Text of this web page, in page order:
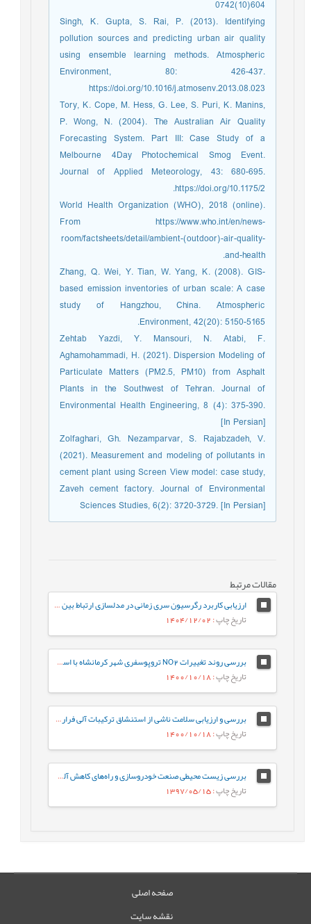
0742(10)604
Singh, K. Gupta, S. Rai, P. (2013). Identifying
pollution sources and predicting urban air quality
using ensemble learning methods. Atmospheric
Environment, 80: 426-437.
https://doi.org/10.1016/j.atmosenv.2013.08.023
Tory, K. Cope, M. Hess, G. Lee, S. Puri, K. Manins,
P. Wong, N. (2004). The Australian Air Quality
Forecasting System. Part III: Case Study of a
Melbourne 4Day Photochemical Smog Event.
Journal of Applied Meteorology, 43: 680-695.
https://doi.org/10.1175/2.
World Health Organization (WHO), 2018 (online).
From https://www.who.int/en/news-
room/factsheets/detail/ambient-(outdoor)-air-quality-
and-health.
Zhang, Q. Wei, Y. Tian, W. Yang, K. (2008). GIS-
based emission inventories of urban scale: A case
study of Hangzhou, China. Atmospheric
Environment, 42(20): 5150-5165.
Zehtab Yazdi, Y. Mansouri, N. Atabi, F.
Aghamohammadi, H. (2021). Dispersion Modeling of
Particulate Matters (PM2.5, PM10) from Asphalt
Plants in the Southwest of Tehran. Journal of
Environmental Health Engineering, 8 (4): 375-390.
[In Persian]
Zolfaghari, Gh. Nezamparvar, S. Rajabzadeh, V.
(2021). Measurement and modeling of pollutants in
cement plant using Screen View model: case study,
Zaveh cement factory. Journal of Environmental
Sciences Studies, 6(2): 3720-3729. [In Persian]
مقالات مرتبط
ارزیابی کاربرد رگرسیون سری زمانی در مدلسازی ارتباط بین ترافیک و آلاینده‌های هوای مشهد
تاریخ چاپ: 1404/12/02
بررسی روند تغییرات NO2 تروپوسفری شهر کرمانشاه با استفاده از سنجنده OMI و ارتباط آن با پارامترهای هواشناسی
تاریخ چاپ: 1400/10/18
بررسی و ارزیابی سلامت ناشی از استنشاق ترکیبات آلی فرارموجود درهوای سطح شهر خرم آباد
تاریخ چاپ: 1400/10/18
بررسی زیست محیطی صنعت خودرو‌سازی و راه‌های کاهش آلودگی‌های آن
تاریخ چاپ: 1397/05/15
صفحه اصلی
نقشه سایت